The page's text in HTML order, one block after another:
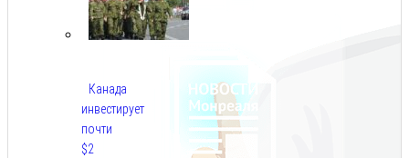
Канада
инвестирует
почти
$2